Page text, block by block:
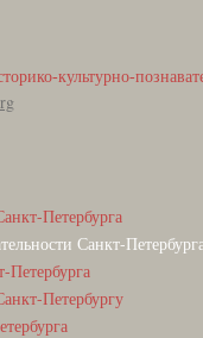
культурно-
Петербурга
Санкт-
Петербурга
Петербургу